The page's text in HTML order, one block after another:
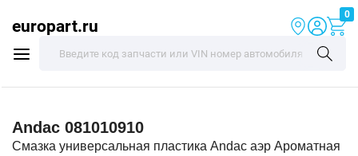
europart.ru
0
Andac 081010910
Смазка универсальная пластика Andac аэр Ароматная